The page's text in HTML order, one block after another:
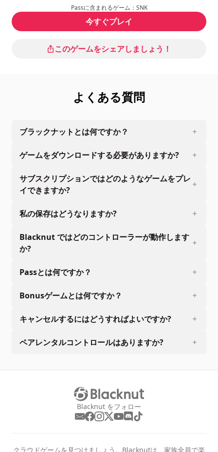
Passに含まれるゲーム：SNK
今すぐプレイ
このゲームをシェアしましょう！
よくある質問
ブラックナットとは何ですか？
ゲームをダウンロードする必要がありますか?
サブスクリプションではどのようなゲームをプレ
イできますか?
私の保存はどうなりますか?
Blacknut ではどのコントローラーが動作します
か?
Passとは何ですか？
Bonusゲームとは何ですか？
キャンセルするにはどうすればよいですか?
ペアレンタルコントロールはありますか?
Blacknut をフォロー
クラウドゲームを見つけましょう。Blacknutは、家族全員で楽